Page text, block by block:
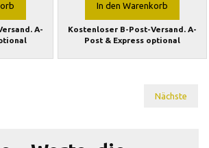
A-
In den Warenkorb
Kostenloser B-Post-Versand. A-
Post & Express optional
Nächste